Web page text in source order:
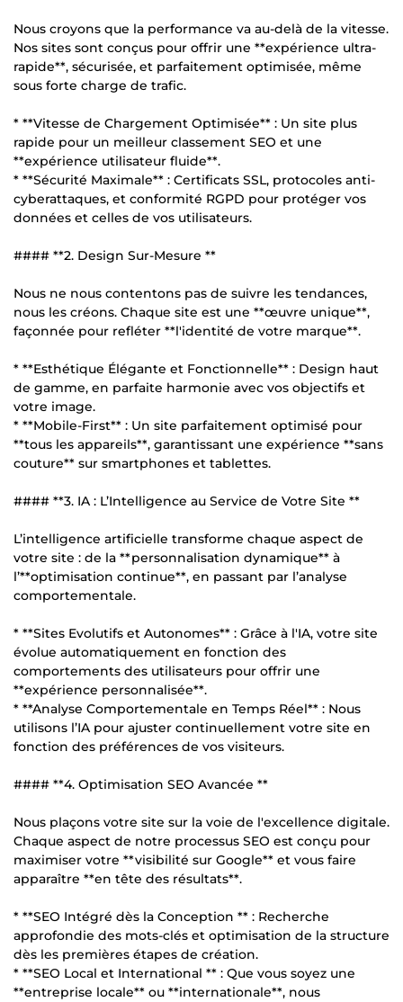
Nous croyons que la performance va au-delà de la vitesse.
Nos sites sont conçus pour offrir une **expérience ultra-
rapide**, sécurisée, et parfaitement optimisée, même
sous forte charge de trafic.
* **Vitesse de Chargement Optimisée** : Un site plus
rapide pour un meilleur classement SEO et une
**expérience utilisateur fluide**.
* **Sécurité Maximale** : Certificats SSL, protocoles anti-
cyberattaques, et conformité RGPD pour protéger vos
données et celles de vos utilisateurs.
#### **2. Design Sur-Mesure **
Nous ne nous contentons pas de suivre les tendances,
nous les créons. Chaque site est une **œuvre unique**,
façonnée pour refléter **l'identité de votre marque**.
* **Esthétique Élégante et Fonctionnelle** : Design haut
de gamme, en parfaite harmonie avec vos objectifs et
votre image.
* **Mobile-First** : Un site parfaitement optimisé pour
**tous les appareils**, garantissant une expérience **sans
couture** sur smartphones et tablettes.
#### **3. IA : L’Intelligence au Service de Votre Site **
L’intelligence artificielle transforme chaque aspect de
votre site : de la **personnalisation dynamique** à
l’**optimisation continue**, en passant par l’analyse
comportementale.
* **Sites Evolutifs et Autonomes** : Grâce à l'IA, votre site
évolue automatiquement en fonction des
comportements des utilisateurs pour offrir une
**expérience personnalisée**.
* **Analyse Comportementale en Temps Réel** : Nous
utilisons l’IA pour ajuster continuellement votre site en
fonction des préférences de vos visiteurs.
#### **4. Optimisation SEO Avancée **
Nous plaçons votre site sur la voie de l'excellence digitale.
Chaque aspect de notre processus SEO est conçu pour
maximiser votre **visibilité sur Google** et vous faire
apparaître **en tête des résultats**.
* **SEO Intégré dès la Conception ** : Recherche
approfondie des mots-clés et optimisation de la structure
dès les premières étapes de création.
* **SEO Local et International ** : Que vous soyez une
**entreprise locale** ou **internationale**, nous